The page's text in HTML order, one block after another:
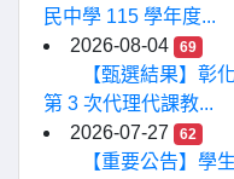
民中學 115 學年度...
2026-08-04
69
【甄選結果】彰
第 3 次代理代課教...
2026-07-27
62
【重要公告】學